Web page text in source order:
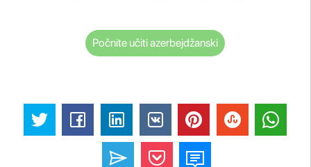
Počnite učiti azerbejdžanski